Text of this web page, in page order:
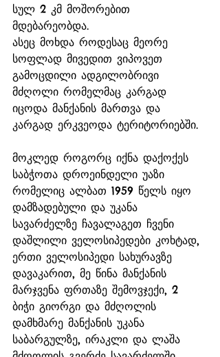
სულ 2 კმ მოშორებით
მდებარეობდა.
ასეც მოხდა როდესაც მეორე
სოფლად მივედით ვიპოვეთ
გამოცდილი ადგილობრივი
მძღოლი რომელმაც კარგად
იცოდა მანქანის მართვა და
კარგად ერკვეოდა ტერიტორიებში.
მოკლედ როგორც იქნა დაქოქეს
საბჭოთა დროეინდელი უაზი
რომელიც ალბათ 1959 წელს იყო
დამზადებული და უკანა
სავარძელზე ჩავალაგეთ ჩვენი
დაშლილი ველოსიპედები კოხტად,
ერთი ველოსიპედი სახურავზე
დავაკარით, მე წინა მანქანის
მარჯვენა ფრთაზე შემოვჯექი, 2
ბიჭი გიორგი და მძღოლის
დამხმარე მანქანის უკანა
საბარგულზე, ირაკლი და ლაშა